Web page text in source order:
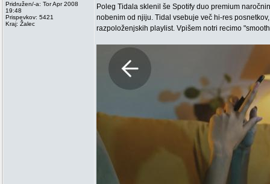
Pridružen/-a: Tor Apr 2008
19:48
Prispevkov: 5421
Kraj: Žalec
Poleg Tidala sklenil še Spotify duo premium
nobenim od njiju. Tidal vsebuje več hi-res
razpoloženjskih playlist. Vpišem notri recimo